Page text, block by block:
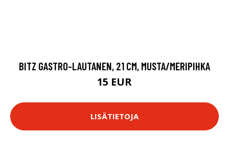
BITZ GASTRO-LAUTANEN, 21 CM, MUSTA/MERIPIHKA
15 EUR
LISÄTIETOJA